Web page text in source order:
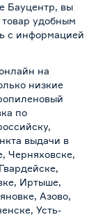
Бауцентр, вы
удобным
с информацией
на
низкие
по
выдачи в
Черняховске,
Иртыше,
Азово,
Усть-